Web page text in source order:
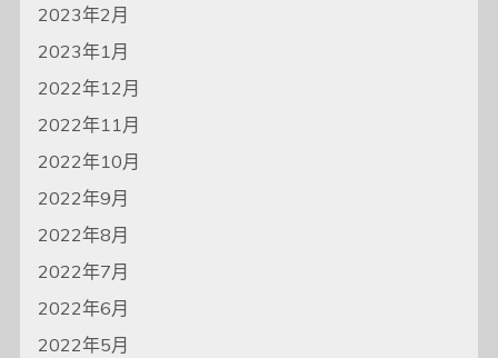
2023年2月
2023年1月
2022年12月
2022年11月
2022年10月
2022年9月
2022年8月
2022年7月
2022年6月
2022年5月